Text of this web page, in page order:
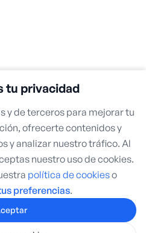
tu privacidad
y de terceros para mejorar tu
ofrecerte contenidos y
y analizar nuestro tráfico. Al
nuestro uso de cookies.
política de cookieso
preferencias.